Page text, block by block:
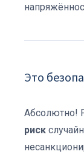
Это
Абсолютно!
риск